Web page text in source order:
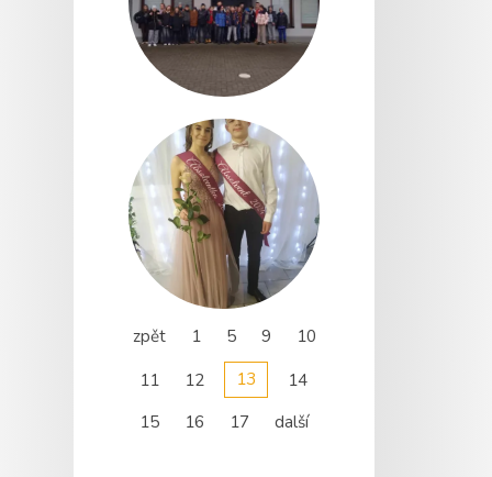
zpět 1 5 9
10
11
12 13
14
15
16 17 další